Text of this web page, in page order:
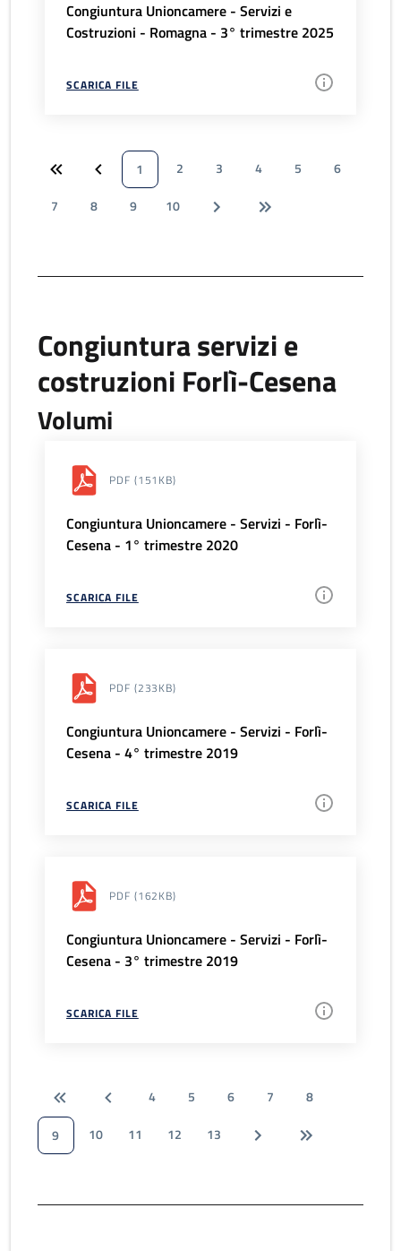
Congiuntura Unioncamere - Servizi e
Costruzioni - Romagna - 3° trimestre 2025
SCARICA FILE
1 2 3 4 5
6
7
8 9 10
Congiuntura servizi e
costruzioni Forlì-Cesena
Volumi
PDF (151KB)
Congiuntura Unioncamere - Servizi - Forlì-
Cesena - 1° trimestre 2020
SCARICA FILE
PDF (233KB)
Congiuntura Unioncamere - Servizi - Forlì-
Cesena - 4° trimestre 2019
SCARICA FILE
PDF (162KB)
Congiuntura Unioncamere - Servizi - Forlì-
Cesena - 3° trimestre 2019
SCARICA FILE
4 5 6 7
8
9
10 11 12 13